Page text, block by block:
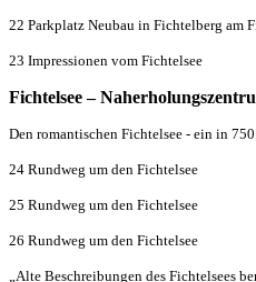
22 Parkplatz Neubau in Fichtelberg am
23 Impressionen vom Fichtelsee
Fichtelsee –
Den romantischen Fichtelsee - ein in
24 Rundweg um den Fichtelsee
25 Rundweg um den Fichtelsee
26 Rundweg um den Fichtelsee
„Alte Beschreibungen des Fichtelsees